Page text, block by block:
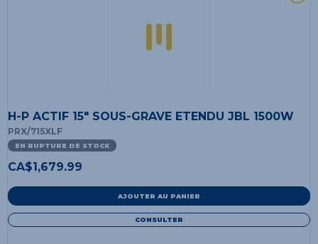
H-P ACTIF 15" SOUS-GRAVE ETENDU JBL 1500W
PRX/715XLF
EN RUPTURE DE STOCK
CA$1,679.99
AJOUTER AU PANIER
CONSULTER